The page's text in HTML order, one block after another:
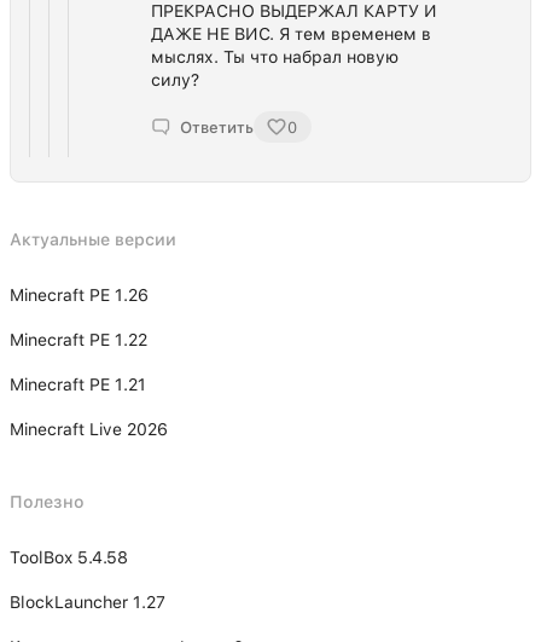
ПРЕКРАСНО ВЫДЕРЖАЛ КАРТУ И
ДАЖЕ НЕ ВИС. Я тем временем в
мыслях. Ты что набрал новую
силу?
Ответить 0
Актуальные версии
Minecraft PE 1.26
Minecraft PE 1.22
Minecraft PE 1.21
Minecraft Live 2026
Полезно
ToolBox 5.4.58
BlockLauncher 1.27